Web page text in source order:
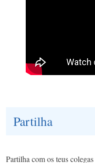
Partilha
Partilha com os teus